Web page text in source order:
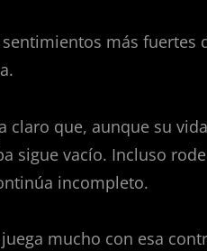
más fuertes
claro que, aunque su
sigue vacío. Incluso
incompleto.
mucho con esa